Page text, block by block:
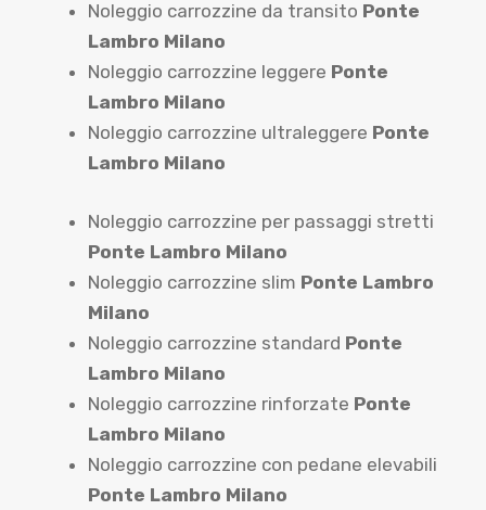
Noleggio carrozzine da transito Ponte
Lambro Milano
Noleggio carrozzine leggere Ponte
Lambro Milano
Noleggio carrozzine ultraleggere Ponte
Lambro Milano
Noleggio carrozzine per passaggi stretti
Ponte Lambro Milano
Noleggio carrozzine slim Ponte Lambro
Milano
Noleggio carrozzine standard Ponte
Lambro Milano
Noleggio carrozzine rinforzate Ponte
Lambro Milano
Noleggio carrozzine con pedane elevabili
Ponte Lambro Milano